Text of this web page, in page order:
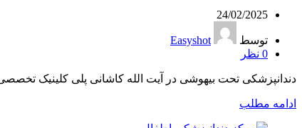
24/02/2025
توسط
Easyshot
0 نظر
دندانپزشکی تحت بیهوشی در آیت الله کاشانی پلی کلینیک
ادامه مطلب